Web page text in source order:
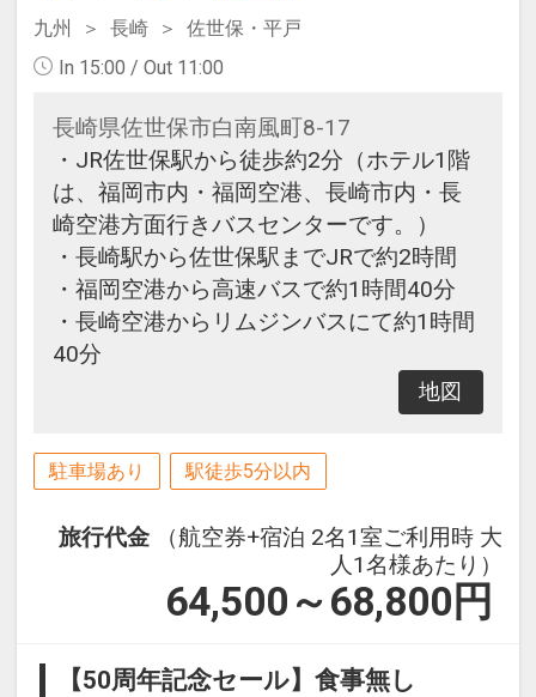
九州 長崎
佐世保・平戸
In 15:00 / Out 11:00
長崎県佐世保市白南風町8-17
・JR佐世保駅から徒歩約2分（ホテル1階
は、福岡市内・福岡空港、長崎市内・長
崎空港方面行きバスセンターです。）
・長崎駅から佐世保駅までJRで約2時間
・福岡空港から高速バスで約1時間40分
・長崎空港からリムジンバスにて約1時間
40分
地図
駐車場あり 駅徒歩5分以内
旅行代金
（航空券+宿泊 2名1室ご利用時 大
人1名様あたり）
64,500～68,800 円
【50周年記念セール】食事無し